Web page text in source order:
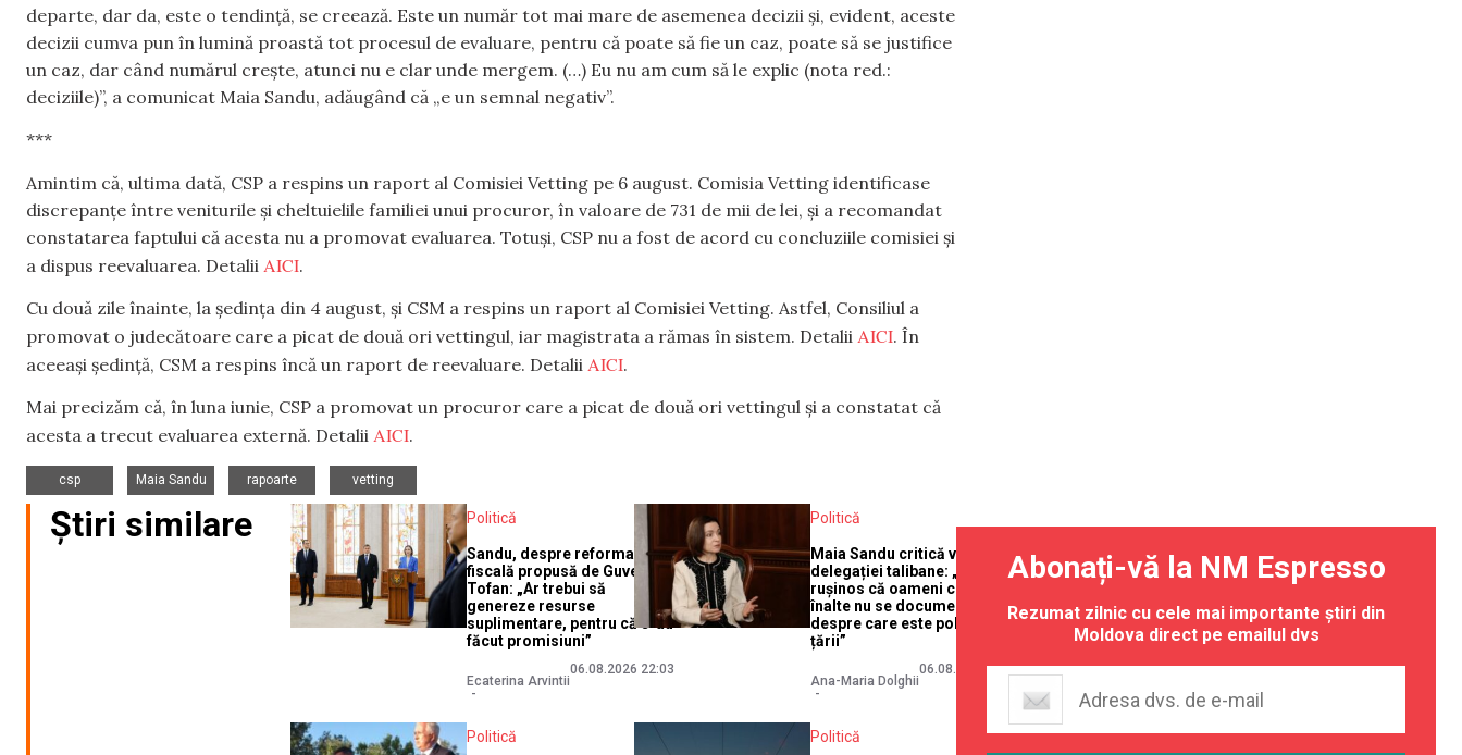
departe, dar da, este o tendință, se creează. Este un număr tot mai mare de asemenea decizii și, evident, aceste
decizii cumva pun în lumină proastă tot procesul de evaluare, pentru că poate să fie un caz, poate să se justifice
un caz, dar când numărul crește, atunci nu e clar unde mergem. (…) Eu nu am cum să le explic (nota red.:
deciziile)”, a comunicat Maia Sandu, adăugând că „e un semnal negativ”.
***
Amintim că, ultima dată, CSP a respins un raport al Comisiei Vetting pe 6 august. Comisia Vetting identificase
discrepanțe între veniturile și cheltuielile familiei unui procuror, în valoare de 731 de mii de lei, și a recomandat
constatarea faptului că acesta nu a promovat evaluarea. Totuși, CSP nu a fost de acord cu concluziile comisiei și
a dispus reevaluarea. Detalii AICI.
Cu două zile înainte, la ședința din 4 august, și CSM a respins un raport al Comisiei Vetting. Astfel, Consiliul a
promovat o judecătoare care a picat de două ori vettingul, iar magistrata a rămas în sistem. Detalii AICI. În
aceeași ședință, CSM a respins încă un raport de reevaluare. Detalii AICI.
Mai precizăm că, în luna iunie, CSP a promovat un procuror care a picat de două ori vettingul și a constatat că
acesta a trecut evaluarea externă. Detalii AICI.
csp
Maia Sandu
rapoarte
vetting
Știri similare Politică
Sandu, despre reforma
fiscală propusă de Guvernul
Tofan: „Ar trebui să
genereze resurse
suplimentare, pentru că s-au
făcut promisiuni”
Ecaterina Arvintii
06.08.2026 22:03
Politică
Maia Sandu critică vizita
delegației talibane: „Este
rușinos că oameni cu funcții
înalte nu se documentează
despre care este politica
țării”
Ana-Maria Dolghii
06.08.2026 21:37
Politică Politică
Abonați-vă la NM Espresso
Rezumat zilnic cu cele mai importante știri din
Moldova direct pe emailul dvs